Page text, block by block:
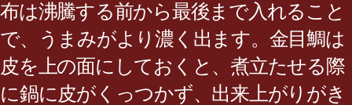
布は沸騰する前から最後まで入れること
で、うまみがより濃く出ます。金目鯛は
皮を上の面にしておくと、煮立たせる際
に鍋に皮がくっつかず、出来上がりがき